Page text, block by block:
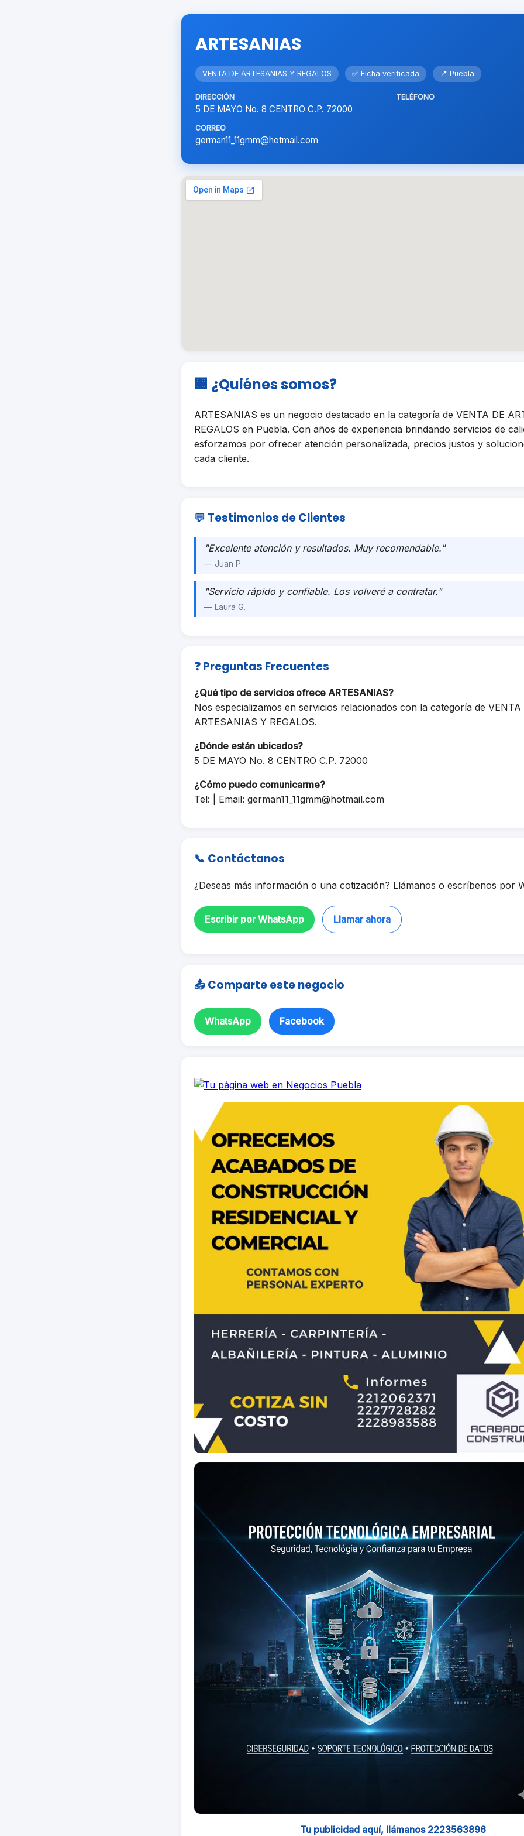
ARTESANIAS
VENTA DE ARTESANIAS Y REGALOS ✅ Ficha verificada 📍 Puebla
DIRECCIÓN
5 DE MAYO No. 8 CENTRO C.P. 72000
TELÉFONO
CORREO
german11_11gmm@hotmail.com
🏢 ¿Quiénes somos?
ARTESANIAS es un negocio destacado en la categoría de VENTA DE
REGALOS en Puebla. Con años de experiencia brindando servicios de
esforzamos por ofrecer atención personalizada, precios justos y
cada cliente.
💬 Testimonios de Clientes
"Excelente atención y resultados. Muy recomendable."
— Juan P.
"Servicio rápido y confiable. Los volveré a contratar."
— Laura G.
❓ Preguntas Frecuentes
¿Qué tipo de servicios ofrece ARTESANIAS?
Nos especializamos en servicios relacionados con la categoría de VENTA
ARTESANIAS Y REGALOS.
¿Dónde están ubicados?
5 DE MAYO No. 8 CENTRO C.P. 72000
¿Cómo puedo comunicarme?
Tel: | Email: german11_11gmm@hotmail.com
📞 Contáctanos
¿Deseas más información o una cotización? Llámanos o escríbenos por
Escribir por WhatsApp Llamar ahora
📤 Comparte este negocio
WhatsApp Facebook
Tu publicidad aquí, llámanos 2223563896